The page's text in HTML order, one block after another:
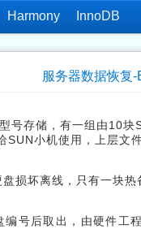
Harmony InnoDB
服务器数据恢复
号存储，有一组由10
SUN小机使用，上层文
损坏离线，只有一块
编号后取出，由硬件工